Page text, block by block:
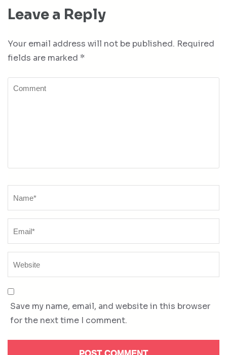
Leave a Reply
Your email address will not be published. Required
fields are marked *
Comment
Save my name, email, and website in this browser
for the next time I comment.